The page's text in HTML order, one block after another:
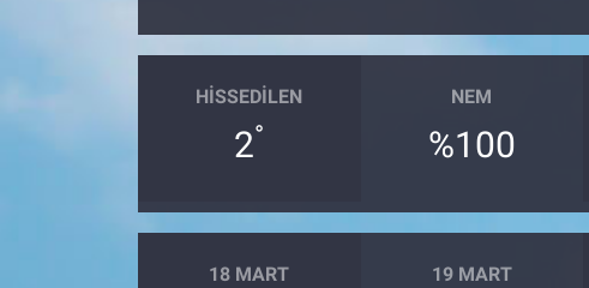
HISSEDILEN
2°
NEM
%100
18 MART 19 MART
Gündem Özel